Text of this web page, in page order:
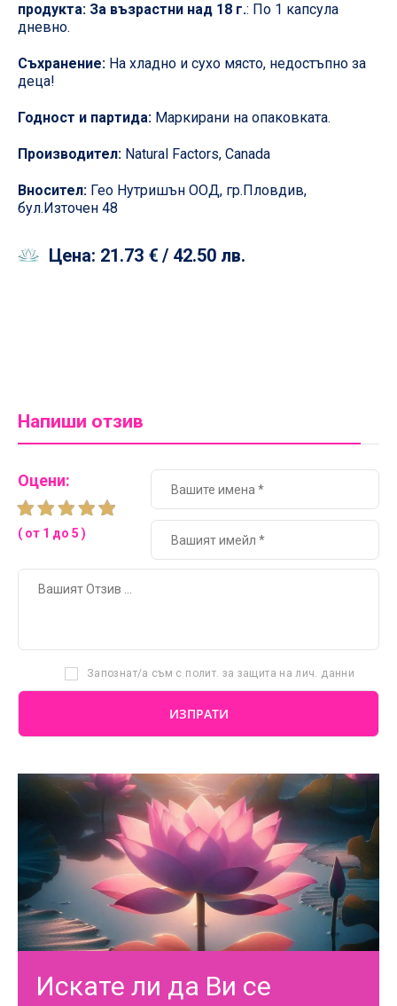
продукта: За възрастни над 18 г.: По 1 капсула
дневно.
Съхранение: На хладно и сухо място, недостъпно за
деца!
Годност и партида: Маркирани на опаковката.
Производител: Natural Factors, Canada
Вносител: Гео Нутришън ООД, гр.Пловдив,
бул.Източен 48
Цена: 21.73 € / 42.50 лв.
Напиши отзив
Оцени:
( от 1 до 5 )
Запознат/а съм с полит. за защита на лич. данни
Искате ли да Ви се